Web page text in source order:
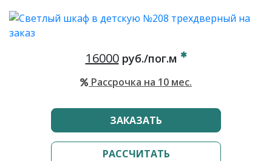
16000руб./пог.м
Рассрочка на 10 мес.
ЗАКАЗАТЬ
РАССЧИТАТЬ